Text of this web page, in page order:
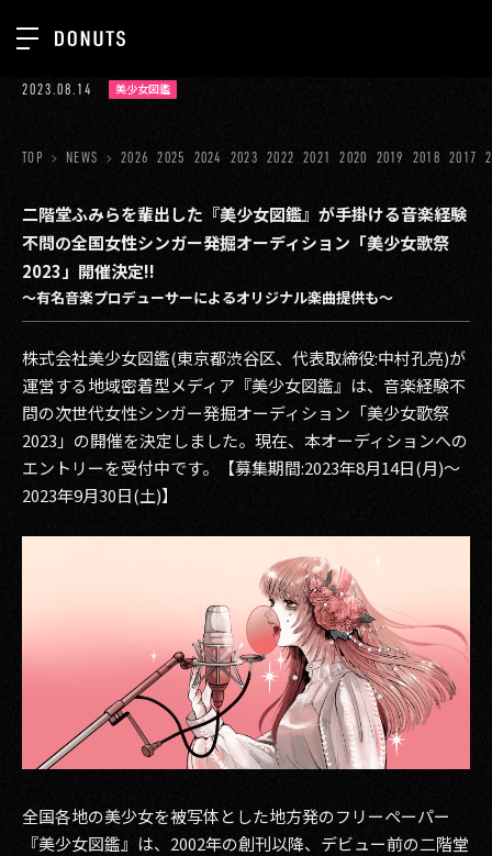
ジョブカン
ゲーム
ミクチャ
医療(CLIUS)
美少女図鑑
イベント
タテドラ
2026
2025
2024
2023
2021
TOP
ABOUT
SERVICES
GROUP
RECRUIT
CONTACT
PRIVACY POLICY
2023.08.14 美少女図鑑
TOP NEWS 2026 2025 2024 2023 2022 2021 2020 2019 2018 2017
二階堂ふみらを輩出した『美少女図鑑』が手掛ける音楽経験
不問の全国女性シンガー発掘オーディション「美少女歌祭
2023」開催決定!!
〜有名音楽プロデューサーによるオリジナル楽曲提供も〜
株式会社美少女図鑑(東京都渋谷区、代表取締役:中村孔亮)が
運営する地域密着型メディア『美少女図鑑』は、音楽経験不
問の次世代女性シンガー発掘オーディション「美少女歌祭
2023」の開催を決定しました。現在、本オーディションへの
エントリーを受付中です。【募集期間:2023年8⽉14⽇(月)〜
2023年9⽉30⽇(土)】
全国各地の美少女を被写体とした地方発のフリーペーパー
『美少女図鑑』は、2002年の創刊以降、デビュー前の⼆階堂